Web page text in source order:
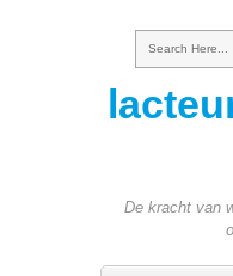
Search Here...
De kracht van